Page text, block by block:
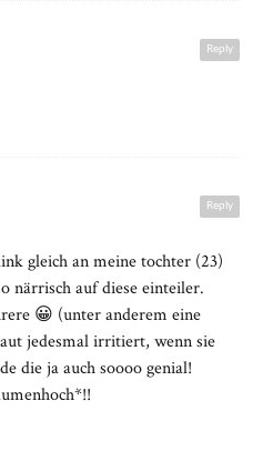
Reply
Reply
gleich an meine tochter (23)
närrisch auf diese einteiler.
😀 (unter anderem eine
jedesmal irritiert, wenn sie
die ja auch soooo genial!